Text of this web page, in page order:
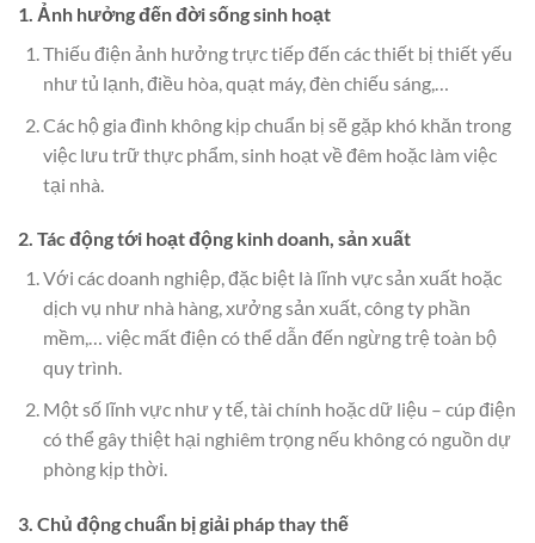
1. Ảnh hưởng đến đời sống sinh hoạt
Thiếu điện ảnh hưởng trực tiếp đến các thiết bị thiết yếu
như tủ lạnh, điều hòa, quạt máy, đèn chiếu sáng,…
Các hộ gia đình không kịp chuẩn bị sẽ gặp khó khăn trong
việc lưu trữ thực phẩm, sinh hoạt về đêm hoặc làm việc
tại nhà.
2. Tác động tới hoạt động kinh doanh, sản xuất
Với các doanh nghiệp, đặc biệt là lĩnh vực sản xuất hoặc
dịch vụ như nhà hàng, xưởng sản xuất, công ty phần
mềm,… việc mất điện có thể dẫn đến ngừng trệ toàn bộ
quy trình.
Một số lĩnh vực như y tế, tài chính hoặc dữ liệu – cúp điện
có thể gây thiệt hại nghiêm trọng nếu không có nguồn dự
phòng kịp thời.
3. Chủ động chuẩn bị giải pháp thay thế